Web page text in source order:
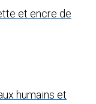
et encre de
humains et